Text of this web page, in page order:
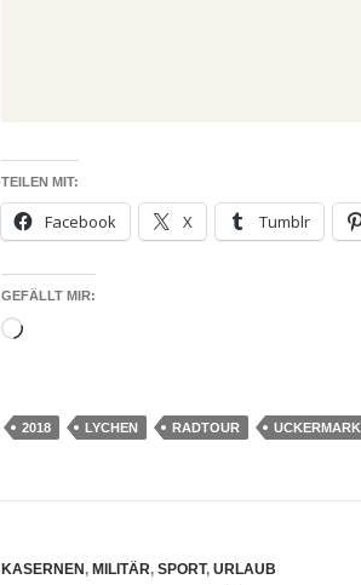
TEILEN MIT:
Facebook X Tumblr
GEFÄLLT MIR:
Wird
2018 LYCHEN RADTOUR UCKERMARK
KASERNEN, MILITÄR, SPORT, URLAUB